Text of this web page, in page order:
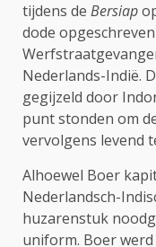
tijdens de Bersiap
dode
Nederlands-Indië.
gegijzeld door
punt stonden om
vervolgens levend
Alhoewel Boer
Nederlandsch-
huzarenstuk
uniform. Boer